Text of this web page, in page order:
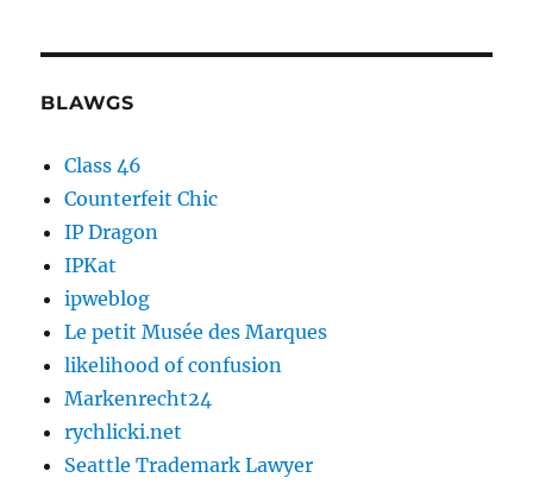
BLAWGS
Class 46
Counterfeit Chic
IP Dragon
IPKat
ipweblog
Le petit Musée des Marques
likelihood of confusion
Markenrecht24
rychlicki.net
Seattle Trademark Lawyer